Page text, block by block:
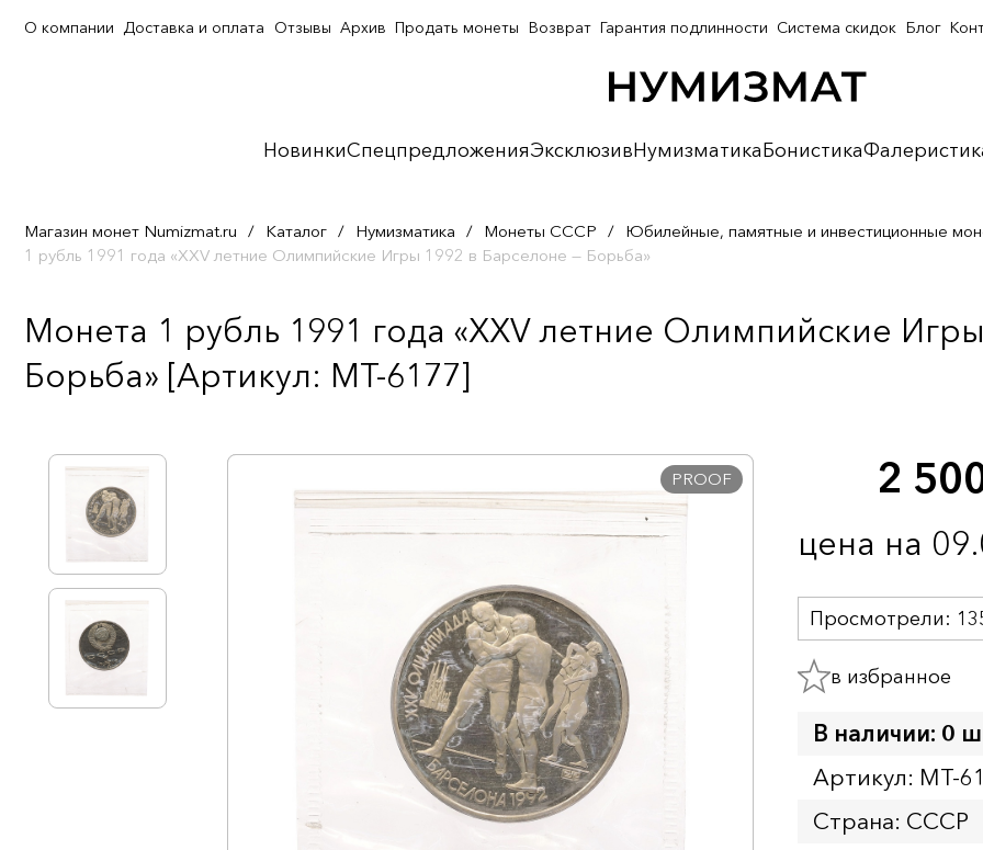
НовинкиСпецпредложенияЭксклюзивНумизматикаБонистика
О компании Доставка и оплата Отзывы Архив Продать монеты Возврат Гарантия подлинности Система скидок Блог
Магазин монет Numizmat.ru / Каталог / Нумизматика / Монеты СССР / Юбилейные, памятные и инвестиционные
1 рубль 1991 года «XXV летние Олимпийские Игры 1992 в Барселоне — Борьба»
Монета 1 рубль 1991 года «XXV летние Олимпийские
Борьба» [Артикул: MT-6177]
PROOF 2
цена на
Просмотрели:
в избранное
В наличии: 0
Артикул: MT-
Страна: СССР